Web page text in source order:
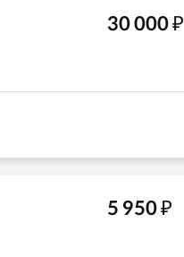
30 000₽
5 950₽